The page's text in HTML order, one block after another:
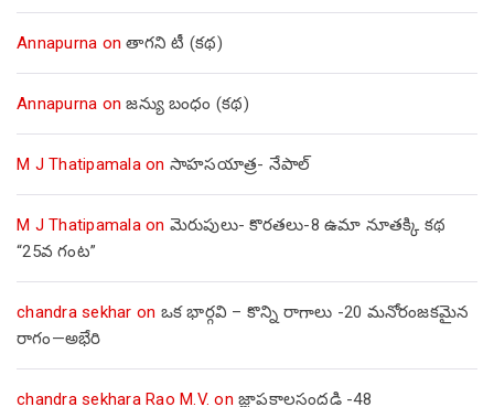
Annapurna onతాగని టీ (కథ)
Annapurna onజన్యు బంధం (కథ)
M J Thatipamalaon సాహసయాత్ర- నేపాల్‌
M J Thatipamalaon మెరుపులు- కొరతలు-8 ఉమా నూతక్కి కథ
“25వ గంట”
chandra sekhar on ఒక భార్గవి – కొన్ని రాగాలు -20 మనోరంజకమైన
రాగం—అభేరి
chandra sekhara Rao M.V. on జ్ఞాపకాలసందడి -48